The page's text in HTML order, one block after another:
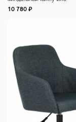
10 780 ₽